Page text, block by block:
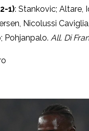
1): Stankovic; Altare,
Nicolussi
Pohjanpalo. All. Di